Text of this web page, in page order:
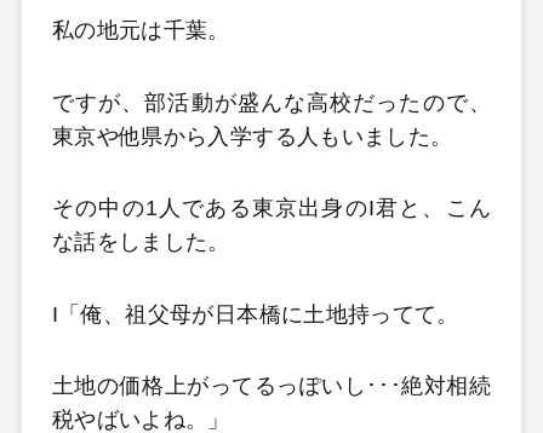
私の地元は千葉。
ですが、部活動が盛んな高校だったので、
東京や他県から入学する人もいました。
その中の1人である東京出身のI君と、こん
な話をしました。
I「俺、祖父母が日本橋に土地持ってて。
土地の価格上がってるっぽいし･･･絶対相続
税やばいよね。」